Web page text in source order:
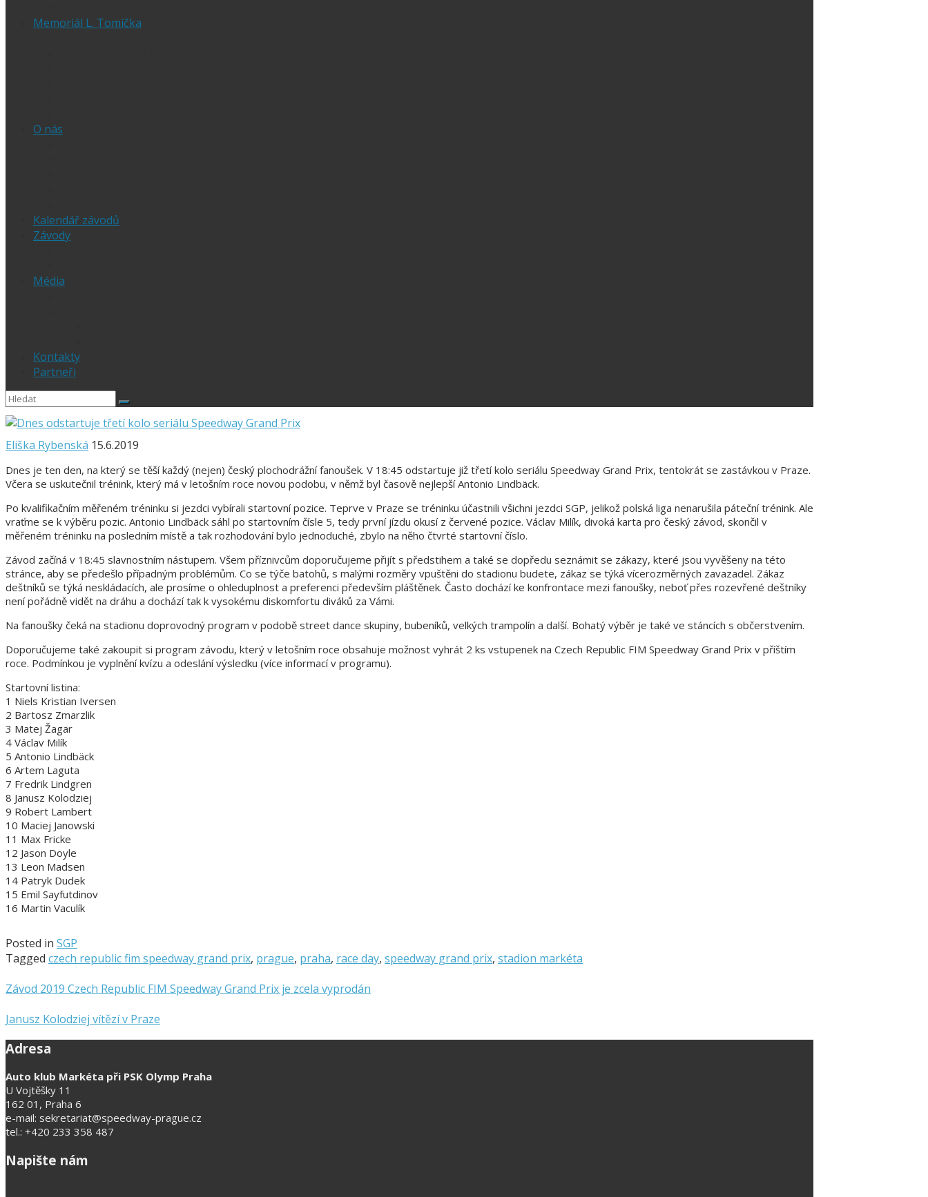
Memoriál L. Tomíčka
O nás
Kalendář závodů
Závody
Média
Kontakty
Partneři
Eliška Rybenská 15.6.2019
Dnes je ten den, na který se těší každý (nejen) český plochodrážní fanoušek. V 18:45 odstartuje již třetí kolo seriálu Speedway Grand Prix, tentokrát se zastávkou v Praze.
Včera se uskutečnil trénink, který má v letošním roce novou podobu, v němž byl časově nejlepší Antonio Lindbäck.
Po kvalifikačním měřeném tréninku si jezdci vybírali startovní pozice. Teprve v Praze se tréninku účastnili všichni jezdci SGP, jelikož polská liga nenarušila páteční trénink. Ale
vraťme se k výběru pozic. Antonio Lindbäck sáhl po startovním čísle 5, tedy první jízdu okusí z červené pozice. Václav Milík, divoká karta pro český závod, skončil v
měřeném tréninku na posledním místě a tak rozhodování bylo jednoduché, zbylo na něho čtvrté startovní číslo.
Závod začíná v 18:45 slavnostním nástupem. Všem příznivcům doporučujeme přijít s předstihem a také se dopředu seznámit se zákazy, které jsou vyvěšeny na této
stránce, aby se předešlo případným problémům. Co se týče batohů, s malými rozměry vpuštěni do stadionu budete, zákaz se týká vícerozměrných zavazadel. Zákaz
deštníků se týká neskládacích, ale prosíme o ohleduplnost a preferenci především pláštěnek. Často dochází ke konfrontace mezi fanoušky, neboť přes rozevřené deštníky
není pořádně vidět na dráhu a dochází tak k vysokému diskomfortu diváků za Vámi.
Na fanoušky čeká na stadionu doprovodný program v podobě street dance skupiny, bubeníků, velkých trampolín a další. Bohatý výběr je také ve stáncích s občerstvením.
Doporučujeme také zakoupit si program závodu, který v letošním roce obsahuje možnost vyhrát 2 ks vstupenek na Czech Republic FIM Speedway Grand Prix v příštím
roce. Podmínkou je vyplnění kvízu a odeslání výsledku (více informací v programu).
Startovní listina:
1 Niels Kristian Iversen
2 Bartosz Zmarzlik
3 Matej Žagar
4 Václav Milík
5 Antonio Lindbäck
6 Artem Laguta
7 Fredrik Lindgren
8 Janusz Kolodziej
9 Robert Lambert
10 Maciej Janowski
11 Max Fricke
12 Jason Doyle
13 Leon Madsen
14 Patryk Dudek
15 Emil Sayfutdinov
16 Martin Vaculík
Posted in SGP
Tagged czech republic fim speedway grand prix, prague, praha, race day, speedway grand prix, stadion markéta
Závod 2019 Czech Republic FIM Speedway Grand Prix je zcela vyprodán
Janusz Kolodziej vítězí v Praze
Adresa
Auto klub Markéta při PSK Olymp Praha
U Vojtěšky 11
162 01, Praha 6
e-mail: sekretariat@speedway-prague.cz
tel.: +420 233 358 487
Napište nám